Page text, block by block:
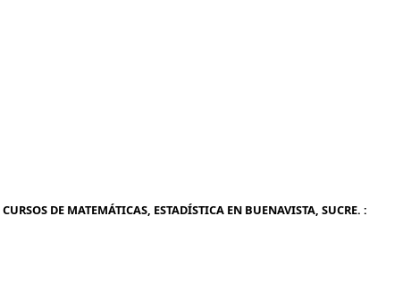
DE MATEMÁTICAS, ESTADÍSTICA EN BUENAVISTA, SUCRE. :